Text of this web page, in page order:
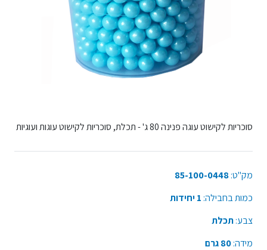
סוכריות לקישוט עוגה פנינה 80 ג' - תכלת, סוכריות לקישוט עוגות ועוגיות
מק"ט:85-100-0448
כמות בחבילה: 1 יחידות
צבע:תכלת
מידה:80 גרם